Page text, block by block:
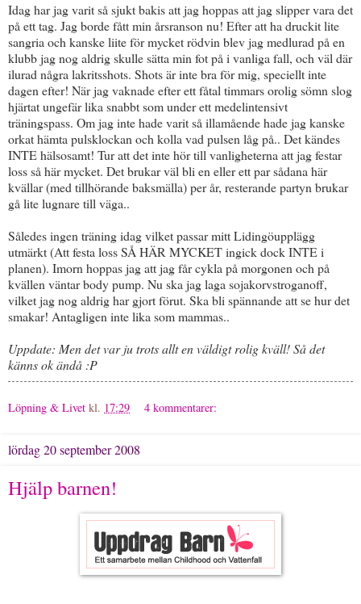
Idag har jag varit så sjukt bakis att jag hoppas att jag slipper vara det
på ett tag. Jag borde fått min årsranson nu! Efter att ha druckit lite
sangria och kanske liite för mycket rödvin blev jag medlurad på en
klubb jag nog aldrig skulle sätta min fot på i vanliga fall, och väl där
ilurad några lakritsshots. Shots är inte bra för mig, speciellt inte
dagen efter! När jag vaknade efter ett fåtal timmars orolig sömn slog
hjärtat ungefär lika snabbt som under ett medelintensivt
träningspass. Om jag inte hade varit så illamående hade jag kanske
orkat hämta pulsklockan och kolla vad pulsen låg på.. Det kändes
INTE hälsosamt! Tur att det inte hör till vanligheterna att jag festar
loss så här mycket. Det brukar väl bli en eller ett par sådana här
kvällar (med tillhörande baksmälla) per år, resterande partyn brukar
gå lite lugnare till väga..
Således ingen träning idag vilket passar mitt Lidingöupplägg
utmärkt (Att festa loss SÅ HÄR MYCKET ingick dock INTE i
planen). Imorn hoppas jag att jag får cykla på morgonen och på
kvällen väntar body pump. Nu ska jag laga sojakorvstroganoff,
vilket jag nog aldrig har gjort förut. Ska bli spännande att se hur det
smakar! Antagligen inte lika som mammas..
Uppdate: Men det var ju trots allt en väldigt rolig kväll! Så det
känns ok ändå :P
Löpning & Livet kl. 17:29 4 kommentarer:
lördag 20 september 2008
Hjälp barnen!